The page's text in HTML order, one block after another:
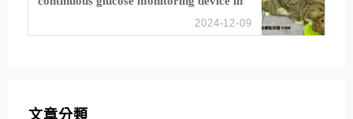
2024-12-09
文章分類